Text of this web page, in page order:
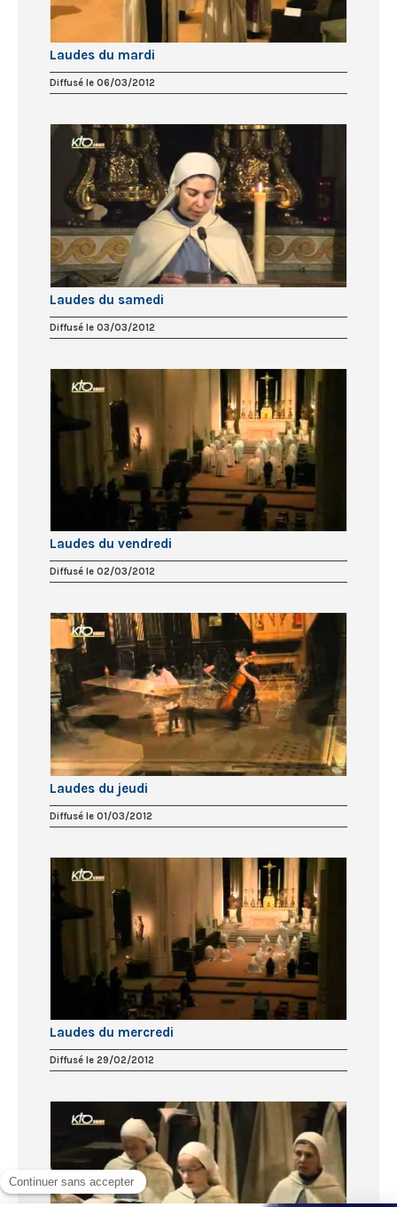
Laudes du mardi
Diffusé le 06/03/2012
Laudes du samedi
Diffusé le 03/03/2012
Laudes du vendredi
Diffusé le 02/03/2012
Laudes du jeudi
Diffusé le 01/03/2012
Laudes du mercredi
Diffusé le 29/02/2012